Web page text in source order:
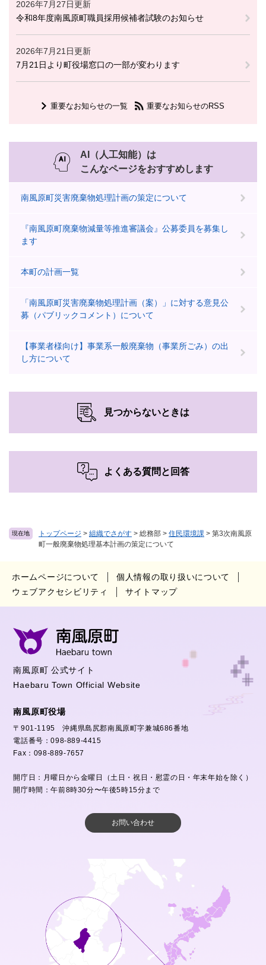
現在地 トップページ > 組織でさがす > 総務部 > 住民環境課 > 第3次南風原
町一般廃棄物処理基本計画の策定について
2026年7月27日更新
令和8年度南風原町職員採用候補者試験のお知らせ
2026年7月21日更新
7月21日より町役場窓口の一部が変わります
重要なお知らせの一覧 重要なお知らせのRSS
AI（人工知能）は
こんなページをおすすめします
南風原町災害廃棄物処理計画の策定について
『南風原町廃棄物減量等推進審議会』公募委員を募集し
ます
本町の計画一覧
「南風原町災害廃棄物処理計画（案）」に対する意見公
募（パブリックコメント）について
【事業者様向け】事業系一般廃棄物（事業所ごみ）の出
し方について
見つからないときは
よくある質問と回答
ホームページについて
個人情報の取り扱いについて
ウェブアクセシビリティ
サイトマップ
南風原町 公式サイト
Haebaru Town Official Website
南風原町役場
〒901-1195 沖縄県島尻郡南風原町字兼城686番地
電話番号：098-889-4415
Fax：098-889-7657
開庁日：月曜日から金曜日（土日・祝日・慰霊の日・年末年始を除く）
開庁時間：午前8時30分〜午後5時15分まで
お問い合わせ